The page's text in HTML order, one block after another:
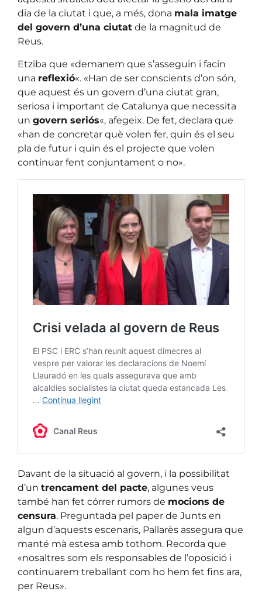
dia de la ciutat i que, a més, dona mala imatge
del govern d’una ciutat de la magnitud de
Reus.
Etziba que «demanem que s’asseguin i facin
una reflexió«. «Han de ser conscients d’on són,
que aquest és un govern d’una ciutat gran,
seriosa i important de Catalunya que necessita
un govern seriós«, afegeix. De fet, declara que
«han de concretar què volen fer, quin és el seu
pla de futur i quin és el projecte que volen
continuar fent conjuntament o no».
Davant de la situació al govern, i la possibilitat
d’un trencament del pacte, algunes veus
també han fet córrer rumors de mocions de
censura. Preguntada pel paper de Junts en
algun d’aquests escenaris, Pallarès assegura que
manté mà estesa amb tothom. Recorda que
«nosaltres som els responsables de l’oposició i
continuarem treballant com ho hem fet fins ara,
per Reus».